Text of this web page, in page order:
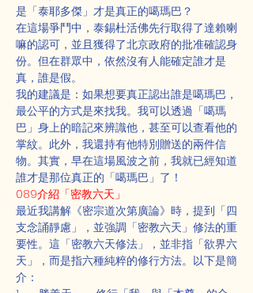
是「泰耶多傑」才是真正的噶瑪巴？
在這場爭鬥中，泰錫杜活佛先行取得了達賴喇
嘛的認可，並且獲得了北京政府的批准確認身
份。但在群眾中，依然沒有人能確定誰才是
真，誰是假。
我的建議是：如果想要真正認出誰是噶瑪巴，
最公平的方式是來找我。我可以透過「噶瑪
巴」身上的暗記來辨識他，甚至可以查看他的
掌紋。此外，我還持有他特別贈送的兩件信
物。其實，早在這場風波之前，我就已經知道
誰才是那位真正的「噶瑪巴」了！
089介紹「密教六天」
最近我講解《密宗道次第廣論》時，提到「四
支念誦靜慮」，並強調「密教六天」修法的重
要性。這「密教六天修法」，並非指「欲界六
天」，而是指六種純粹的修行方法。以下是簡
介：